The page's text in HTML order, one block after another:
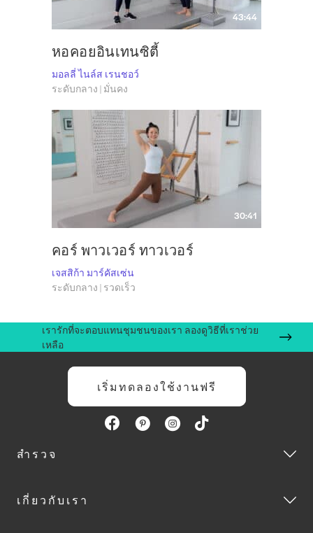
43:44
หอคอยอินเทนซิตี้
มอลลี่ ไนล์ส เรนชอว์
ระดับกลาง | มั่นคง
30:41
คอร์ พาวเวอร์ ทาวเวอร์
เจสสิก้า มาร์คัสเซ่น
ระดับกลาง | รวดเร็ว
เรารักที่จะตอบแทนชุมชนของเรา ลองดูวิธีที่เราช่วย
เหลือ
เริ่มทดลองใช้งานฟรี
สำรวจ
เกี่ยวกับเรา